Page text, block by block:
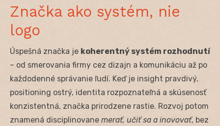
Značka ako systém, nie
logo
Úspešná značka je koherentný systém rozhodnutí
– od smerovania firmy cez dizajn a komunikáciu až po
každodenné správanie ľudí. Keď je insight pravdivý,
positioning ostrý, identita rozpoznateľná a skúsenosť
konzistentná, značka prirodzene rastie. Rozvoj potom
znamená disciplinovane merať, učiť sa a inovovať, bez